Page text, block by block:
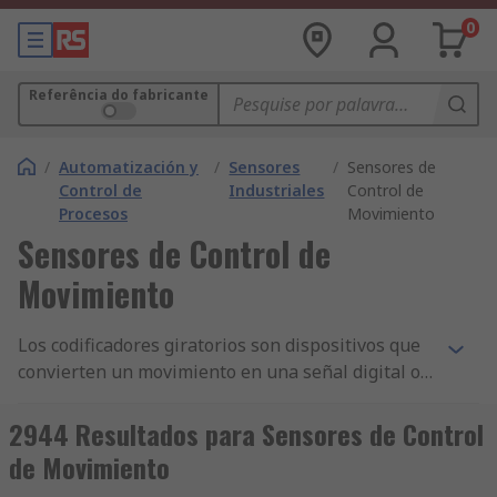
0
Referência do fabricante
/ Automatización y
Control de
Procesos
/ Sensores
Industriales
/ Sensores de
Control de
Movimiento
Sensores de Control de
Movimiento
Los codificadores giratorios son dispositivos que
convierten un movimiento en una señal digital o
electromecánicos que controlan la posición del
eje y la convierten en la señal legible para
dispositivos digitales. Los codificadores giratorios
2944 Resultados para Sensores de Control
de Movimiento